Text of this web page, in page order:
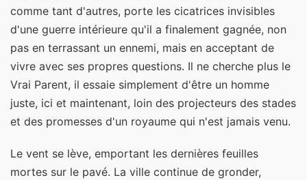
comme tant d'autres, porte les cicatrices invisibles
d'une guerre intérieure qu'il a finalement gagnée, non
pas en terrassant un ennemi, mais en acceptant de
vivre avec ses propres questions. Il ne cherche plus le
Vrai Parent, il essaie simplement d'être un homme
juste, ici et maintenant, loin des projecteurs des stades
et des promesses d'un royaume qui n'est jamais venu.
Le vent se lève, emportant les dernières feuilles
mortes sur le pavé. La ville continue de gronder,